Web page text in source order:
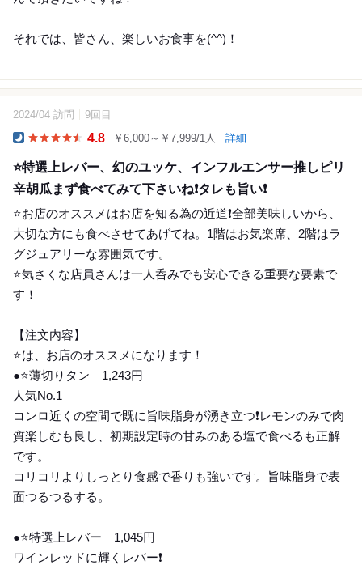
それでは、皆さん、楽しいお食事を(^^)！
26
2024/04 訪問 9回目
4.8 ￥6,000～￥7,999/1人 詳細
⭐️特選上レバー、幻のユッケ、インフルエンサー推しピリ
辛胡瓜まず食べてみて下さいね❗️タレも旨い❗️
⭐️お店のオススメはお店を知る為の近道❗️全部美味しいから、
大切な方にも食べさせてあげてね。1階はお気楽席、2階はラ
グジュアリーな雰囲気です。
⭐️気さくな店員さんは一人呑みでも安心できる重要な要素で
す！
【注文内容】
⭐️は、お店のオススメになります！
●⭐️薄切りタン 1,243円
人気No.1
コンロ近くの空間で既に旨味脂身が湧き立つ❗️レモンのみで肉
質楽しむも良し、初期設定時の甘みのある塩で食べるも正解
です。
コリコリよりしっとり食感で香りも強いです。旨味脂身で表
面つるつるする。
●⭐️特選上レバー 1,045円
ワインレッドに輝くレバー❗️